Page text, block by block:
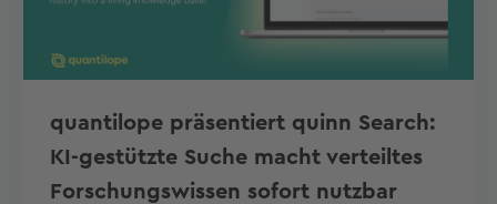
quantilope präsentiert quinn Search:
KI-gestützte Suche macht verteiltes
Forschungswissen sofort nutzbar